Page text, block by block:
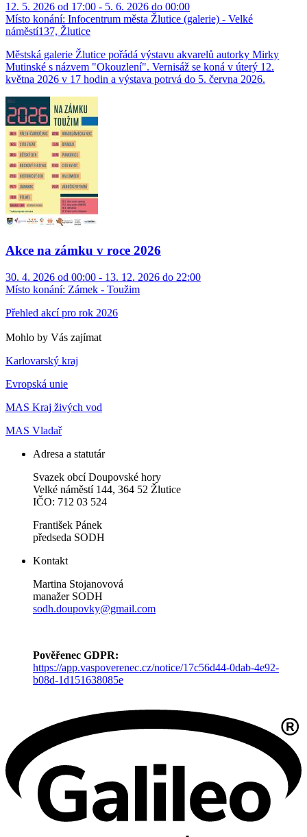
12. 5. 2026 od 17:00 - 5. 6. 2026 do 00:00
Místo konání: Infocentrum města Žlutice (galerie) - Velké
náměstí137, Žlutice
Městská galerie Žlutice pořádá výstavu akvarelů autorky Mirky
Mutinské s názvem "Okouzlení". Vernisáž se koná v úterý 12.
května 2026 v 17 hodin a výstava potrvá do 5. června 2026.
Akce na zámku v roce 2026
30. 4. 2026 od 00:00 - 13. 12. 2026 do 22:00
Místo konání: Zámek - Toužim
Přehled akcí pro rok 2026
Mohlo by Vás zajímat
Karlovarský kraj
Evropská unie
MAS Kraj živých vod
MAS Vladař
Adresa a statutár
Svazek obcí Doupovské hory
Velké náměstí 144, 364 52 Žlutice
IČO: 712 03 524
František Pánek
předseda SODH
Kontakt
Martina Stojanovová
manažer SODH
sodh.doupovky@gmail.com
Pověřenec GDPR:
https://app.vaspoverenec.cz/notice/17c56d44-0dab-4e92-
b08d-1d151638085e